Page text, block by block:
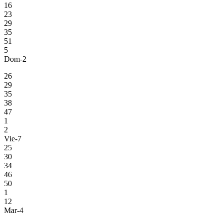
16
23
29
35
51
5
Dom-2
26
29
35
38
47
1
2
Vie-7
25
30
34
46
50
1
12
Mar-4